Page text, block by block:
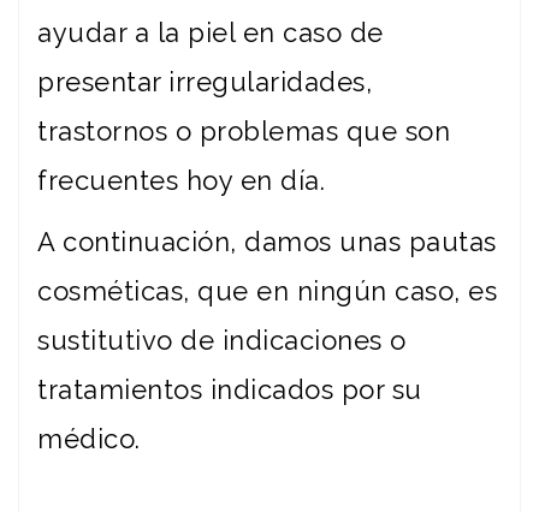
ayudar a la piel en caso de
presentar irregularidades,
trastornos o problemas que son
frecuentes hoy en día.
A continuación, damos unas pautas
cosméticas, que en ningún caso, es
sustitutivo de indicaciones o
tratamientos indicados por su
médico.